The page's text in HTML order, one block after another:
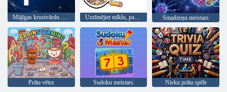
Uzzīmējiet mīklu, pabeidziet vienu daļu Smadzeņu meistars
Prāta vētra Sudoku meistars Nieku prāta spēle